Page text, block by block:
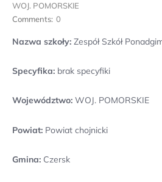
WOJ. POMORSKIE
Comments: 0
Nazwa szkoły: Zespół Szkół
Specyfika: brak specyfiki
Województwo: WOJ. POMORSKIE
Powiat: Powiat chojnicki
Gmina: Czersk